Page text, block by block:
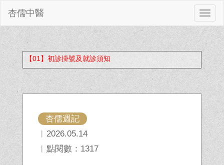
切
換
杏儒中醫
【01】初診掛號及就診須知
杏儒週記
︱2026.05.14
︱點閱數：1317